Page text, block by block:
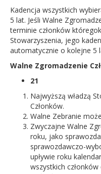
Kadencja wszystkich
5 lat. Jeśli Walne
terminie członków
Stowarzyszenia, jego
automatycznie o kolejne 5
Walne Zgromadzenie
21
Najwyższą władzą
Członków.
Walne Zebranie
Zwyczajne Walne
roku, jako
sprawozdawczo-
upływie roku
wszystkich